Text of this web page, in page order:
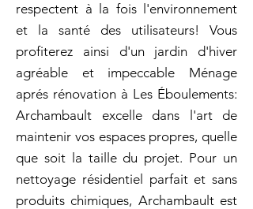
respectent à la fois l'environnement
et la santé des utilisateurs! Vous
profiterez ainsi d'un jardin d'hiver
agréable et impeccable Ménage
aprés rénovation à Les Éboulements:
Archambault excelle dans l'art de
maintenir vos espaces propres, quelle
que soit la taille du projet. Pour un
nettoyage résidentiel parfait et sans
produits chimiques, Archambault est